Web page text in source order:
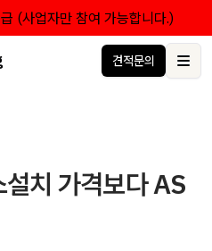
(사업자만 참여 가능합니다.)
1위 브랜드 한성쇼케이스
견적문의
치 가격보다 AS